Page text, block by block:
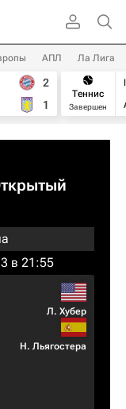
АПЛ Ла Лига
2
1
Теннис
Завершен
в 21:55
Л. Хубер
Н. Льягостера